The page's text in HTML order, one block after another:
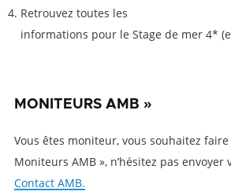
Retrouvez toutes les
informations pour le Stage de mer 4*
MONITEURS AMB »
Vous êtes moniteur, vous souhaitez
Moniteurs AMB », n’hésitez pas envoyer
Contact AMB.